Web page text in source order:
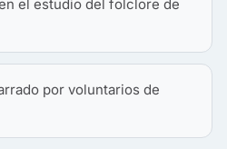
el estudio del folclore de
por voluntarios de